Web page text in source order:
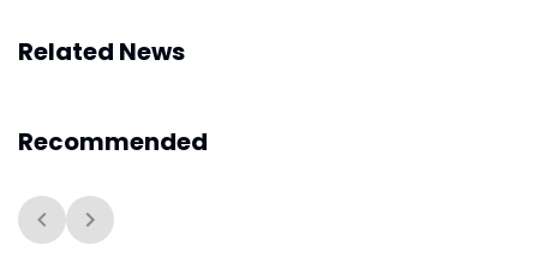
Related News
Recommended